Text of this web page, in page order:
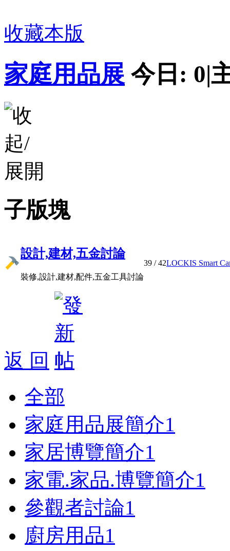
收藏本版
家庭用品展 今日: 0|
子版塊
設計,建材,五金討論
裝修,設計,建材,配件,五金工具討論
39 / 42LOCKIS Smart
返 回
全部
家庭用品展簡介1
家居博覽簡介1
家電.家品.博覽簡介1
參觀者討論1
廚房用品1